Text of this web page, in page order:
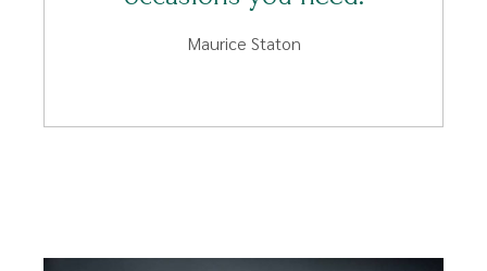
Maurice Staton